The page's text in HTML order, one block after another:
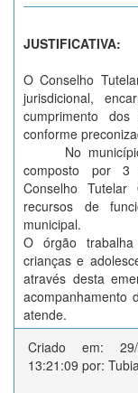
JUSTIFICATIVA:
O Conselho
jurisdicional,
cumprimento
conforme
No município
composto por 3
Conselho
recursos de
municipal.
O órgão
crianças e
através desta
acompanhamento
atende.
Criado em: 29/
13:21:09 por: